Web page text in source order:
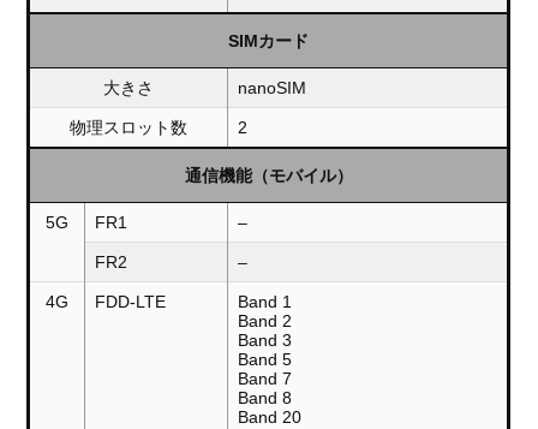
SIMカード
大きさ nanoSIM
物理スロット数 2
通信機能（モバイル）
5G FR1 –
FR2 –
4G FDD-LTE
Band 1
Band 2
Band 3
Band 5
Band 7
Band 8
Band 20